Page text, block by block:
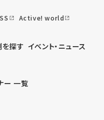
Active! world
探す イベント・ニュース
ー 一覧